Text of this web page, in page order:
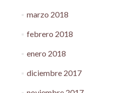
marzo 2018
febrero 2018
enero 2018
diciembre 2017